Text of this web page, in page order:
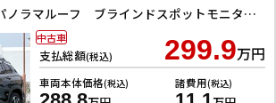
ハイブリッド Z パノラマルーフ ブラインドスポットモニター ETC バックカメラ オートクルーズコントロール レーンアシスト パワーシート 衝突被害軽減システム オートマチックハイビーム オートライト LEDランプ
支払総額(税込) 299.9万円
車両本体価格(税込) 諸費用(税込)
中古車